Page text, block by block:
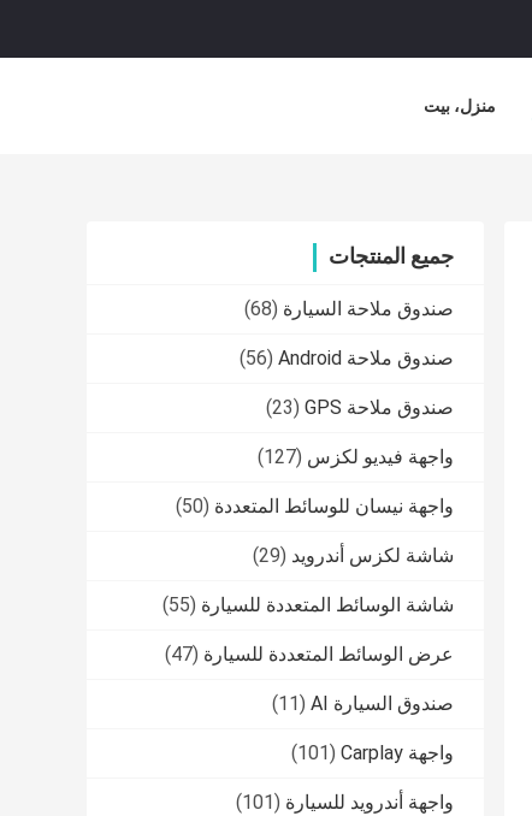
منزل، بيت
جميع المنتجات
صندوق ملاحة السيارة (68)
صندوق ملاحة Android (56)
صندوق ملاحة GPS (23)
واجهة فيديو لكزس (127)
واجهة نيسان للوسائط المتعددة (50)
شاشة لكزس أندرويد (29)
شاشة الوسائط المتعددة للسيارة (55)
عرض الوسائط المتعددة للسيارة (47)
صندوق السيارة AI (11)
واجهة Carplay (101)
واجهة أندرويد للسيارة (101)